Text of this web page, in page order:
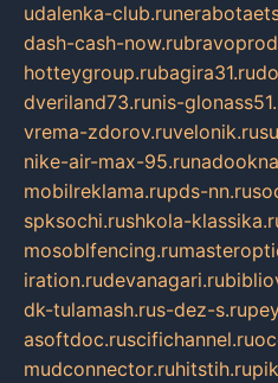
udalenka-club.ru
dash-cash-now.ru
hotteygroup.rubagira31.ru
dveriland73.runis-
vrema-zdorov.ruvelonik.ru
nike-air-max-95.ru
mobilreklama.rupds-nn.ru
spksochi.rushkola-
mosoblfencing.ru
iration.rudevanagari.ru
dk-tulamash.rus-dez-s.ru
asoftdoc.ruscifichannel.ru
mudconnector.ruhitstih.ru